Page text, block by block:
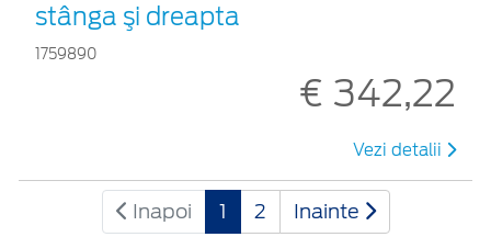
stânga şi dreapta
1759890
€ 342,22
Vezi detalii
Inapoi 1 2 Inainte